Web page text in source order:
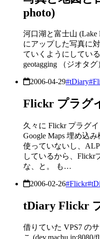
photo)
河口湖と富士山 (Lake
にアップした写真に
ていくようにしてい
geotagging （ジオタ
2006-04-29#tDiary
Flickr プラグ
久々に Flickr プラグ
Google Maps 埋め込
使っていないし、
しているから、Flickr
な、と。 も…
2006-02-26#Flickr
tDiary Flickr
借りていた VPS7 の